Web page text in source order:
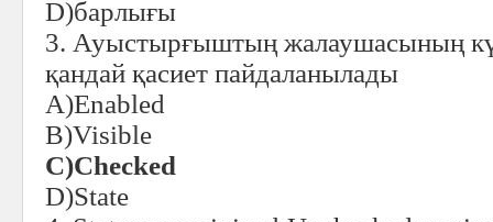
D)барлығы
3. Ауыстырғыштың жалаушасының
қандай қасиет пайдаланылады
A)Enabled
B)Visible
C)Сhecked
D)State